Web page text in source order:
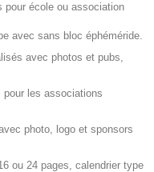
pour école ou association
avec sans bloc éphéméride.
avec photos et pubs,
les associations
photo, logo et sponsors
ou 24 pages, calendrier type